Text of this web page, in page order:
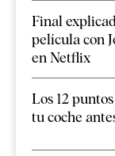
Final
película con
en Netflix
Los 12
tu coche